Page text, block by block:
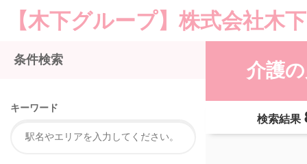
【木下グループ】株式会社木
介護
検索結果
条件検索
キーワード